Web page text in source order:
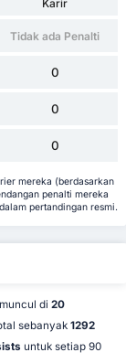
Karir
Tidak ada Penalti
0
0
0
mereka (berdasarkan
penalti mereka
pertandingan resmi.
di 20
sebanyak 1292
untuk setiap 90